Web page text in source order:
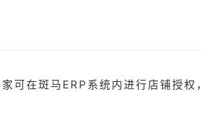
在斑马ERP系统内进行店铺授权